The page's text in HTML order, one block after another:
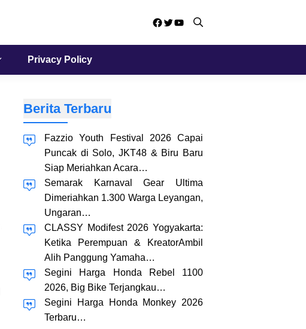
Facebook
Twitter
YouTube
Privacy Policy
Berita Terbaru
Fazzio Youth Festival 2026 Capai
Puncak di Solo, JKT48 & Biru Baru
Siap Meriahkan Acara…
Semarak Karnaval Gear Ultima
Dimeriahkan 1.300 Warga Leyangan,
Ungaran…
CLASSY Modifest 2026 Yogyakarta:
Ketika Perempuan & KreatorAmbil
Alih Panggung Yamaha…
Segini Harga Honda Rebel 1100
2026, Big Bike Terjangkau…
Segini Harga Honda Monkey 2026
Terbaru…